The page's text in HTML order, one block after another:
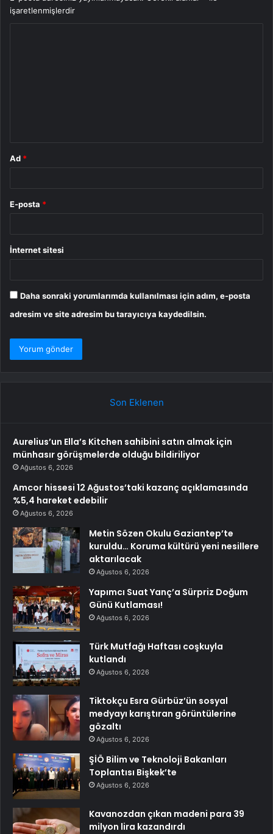
işaretlenmişlerdir
Ad *
E-posta *
İnternet sitesi
Daha sonraki yorumlarımda kullanılması için adım, e-posta
adresim ve site adresim bu tarayıcıya kaydedilsin.
Son Eklenen
Aurelius’un Ella’s Kitchen sahibini satın almak için
münhasır görüşmelerde olduğu bildiriliyor
Ağustos 6, 2026
Amcor hissesi 12 Ağustos’taki kazanç açıklamasında
%5,4 hareket edebilir
Ağustos 6, 2026
Metin Sözen Okulu Gaziantep’te
kuruldu… Koruma kültürü yeni nesillere
aktarılacak
Ağustos 6, 2026
Yapımcı Suat Yanç’a Sürpriz Doğum
Günü Kutlaması!
Ağustos 6, 2026
Türk Mutfağı Haftası coşkuyla
kutlandı
Ağustos 6, 2026
Tiktokçu Esra Gürbüz’ün sosyal
medyayı karıştıran görüntülerine
gözaltı
Ağustos 6, 2026
ŞİÖ Bilim ve Teknoloji Bakanları
Toplantısı Bişkek’te
Ağustos 6, 2026
Kavanozdan çıkan madeni para 39
milyon lira kazandırdı